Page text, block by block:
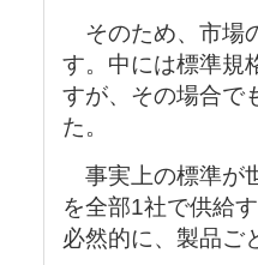
そのため、市場
す。中には標準規
すが、その場合で
た。
事実上の標準が
を全部1社で供給
必然的に、製品ご